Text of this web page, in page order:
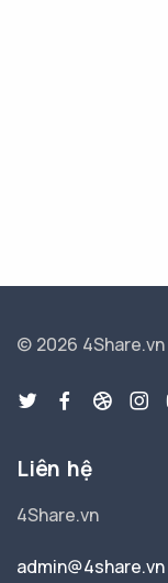
© 2026 4Share.vn
Liên hệ
4Share.vn
admin@4share.vn